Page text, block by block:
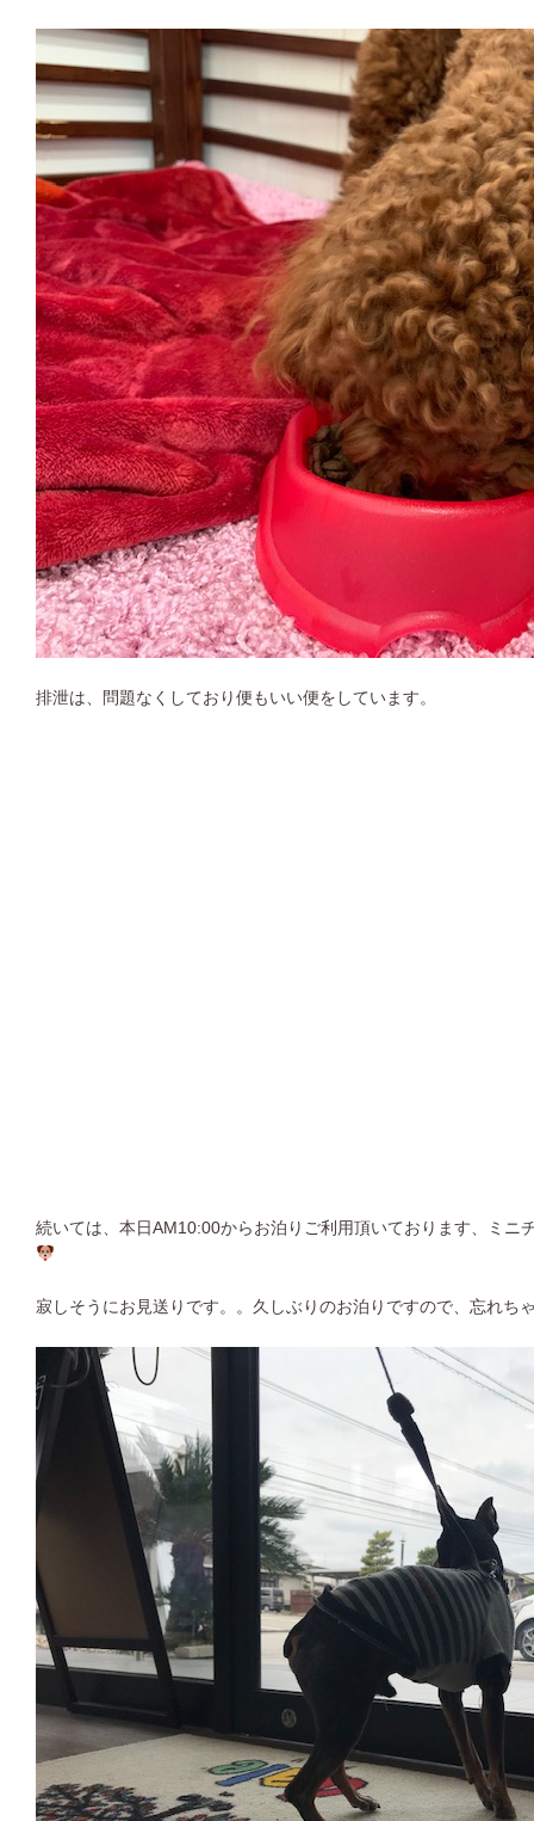
排泄は、問題なくしており便もいい便をしています。
続いては、本日AM10:00からお泊りご利用頂いております、ミニ
寂しそうにお見送りです。。久しぶりのお泊りですので、忘れち